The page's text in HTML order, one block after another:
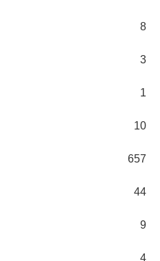
8
3
1
10
657
44
9
4